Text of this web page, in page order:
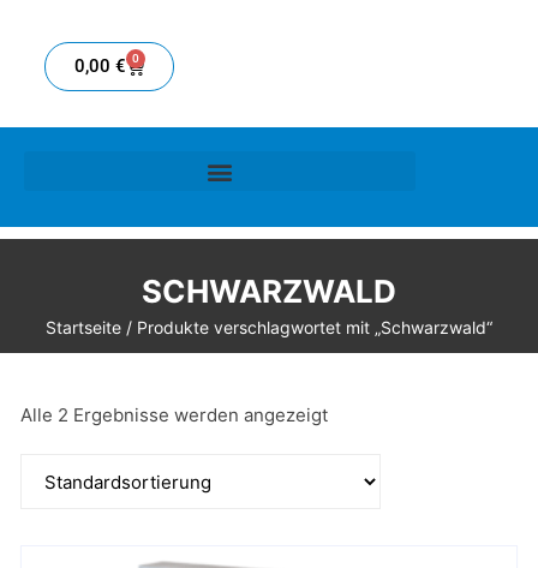
0,00 € 0
SCHWARZWALD
Startseite/ Produkte verschlagwortet mit „Schwarzwald“
Alle 2 Ergebnisse werden angezeigt